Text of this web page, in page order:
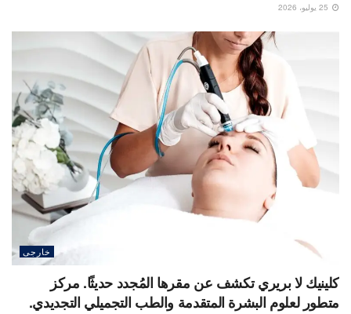
خارجى
كلينيك لا بريري تكشف عن مقرها المُجدد حديثًا. مركز
متطور لعلوم البشرة المتقدمة والطب التجميلي التجديدي.